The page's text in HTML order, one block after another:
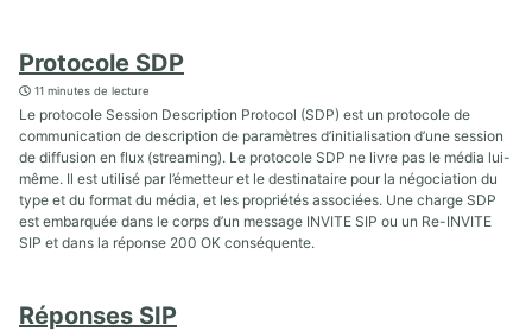
Protocole SDP
11 minutes de lecture
Le protocole Session Description Protocol (SDP) est un protocole de
communication de description de paramètres d’initialisation d’une session
de diffusion en flux (streaming). Le protocole SDP ne livre pas le média lui-
même. Il est utilisé par l’émetteur et le destinataire pour la négociation du
type et du format du média, et les propriétés associées. Une charge SDP
est embarquée dans le corps d’un message INVITE SIP ou un Re-INVITE
SIP et dans la réponse 200 OK conséquente.
Réponses SIP